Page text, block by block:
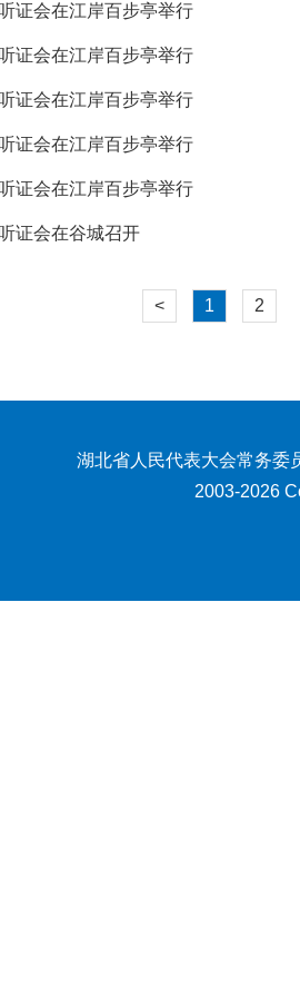
证会在江岸百步亭举行
证会在江岸百步亭举行
证会在江岸百步亭举行
证会在江岸百步亭举行
证会在江岸百步亭举行
证会在谷城召开
< 1 2
湖北省人民代表大会常务委
2003-2026